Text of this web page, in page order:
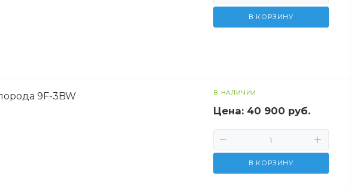
В КОРЗИНУ
9F-3BW В НАЛИЧИИ
Цена: 40 900 руб.
В КОРЗИНУ